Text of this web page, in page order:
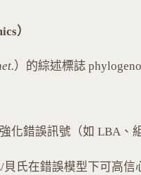
）
）的綜述標誌
化錯誤訊號（如 LBA、
貝氏在錯誤模型下可高信